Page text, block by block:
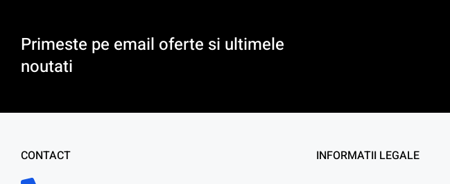
Primeste pe email oferte si ultimele
noutati
CONTACT INFORMATII LEGALE